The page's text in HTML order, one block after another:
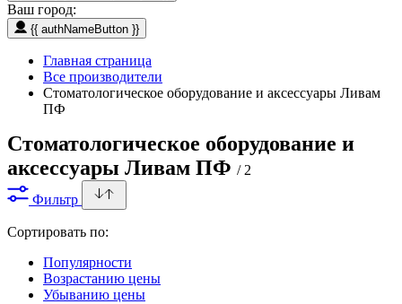
Ваш город:
{{ authNameButton }}
Главная страница
Все производители
Стоматологическое оборудование и аксессуары Ливам
ПФ
Стоматологическое оборудование и
аксессуары Ливам ПФ / 2
Фильтр
Сортировать по:
Популярности
Возрастанию цены
Убыванию цены